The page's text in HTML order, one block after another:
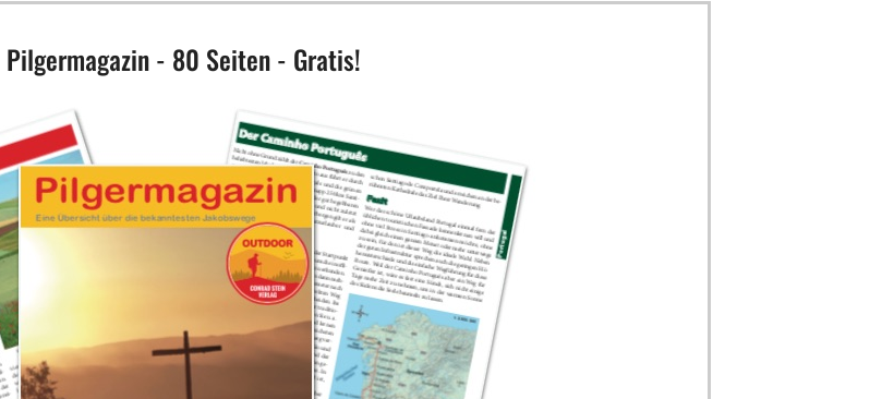
Pilgermagazin - 80 Seiten - Gratis!